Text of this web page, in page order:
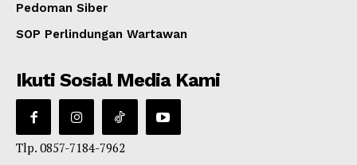
Pedoman Siber
SOP Perlindungan Wartawan
Ikuti Sosial Media Kami
Tlp. 0857-7184-7962